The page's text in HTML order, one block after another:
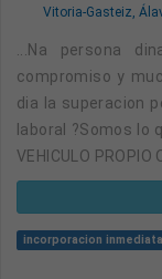
Vitoria-Gasteiz,
...na persona dinamica, comunicativa, extrovertida con
compromiso y
dia la superacion
laboral ?Somos lo
VEHICULO
incorporacion inmediata